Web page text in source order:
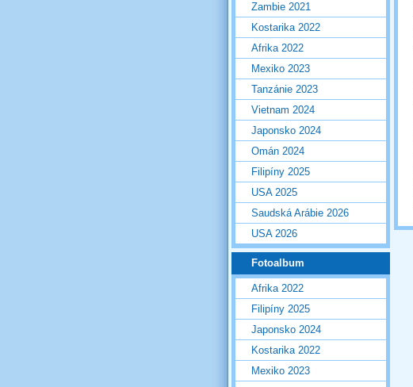
Zambie 2021
Kostarika 2022
Afrika 2022
Mexiko 2023
Tanzánie 2023
Vietnam 2024
Japonsko 2024
Omán 2024
Filipíny 2025
USA 2025
Saudská Arábie 2026
USA 2026
Fotoalbum
Afrika 2022
Filipíny 2025
Japonsko 2024
Kostarika 2022
Mexiko 2023